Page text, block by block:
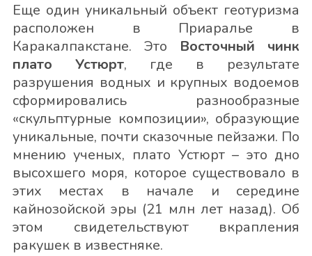
Еще один уникальный объект геотуризма
расположен в Приаралье в
Каракалпакстане. Это Восточный чинк
плато Устюрт, где в результате
разрушения водных и крупных водоемов
сформировались разнообразные
«скульптурные композиции», образующие
уникальные, почти сказочные пейзажи. По
мнению ученых, плато Устюрт – это дно
высохшего моря, которое существовало в
этих местах в начале и середине
кайнозойской эры (21 млн лет назад). Об
этом свидетельствуют вкрапления
ракушек в известняке.